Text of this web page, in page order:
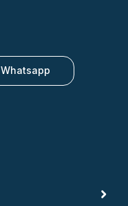
Whatsapp